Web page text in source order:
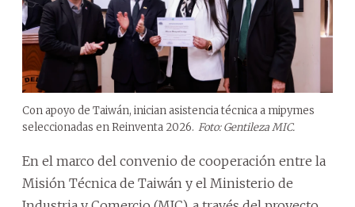
Con apoyo de Taiwán, inician asistencia técnica a mipymes
seleccionadas en Reinventa 2026. Foto: Gentileza MIC.
En el marco del convenio de cooperación entre la
Misión Técnica de Taiwán y el Ministerio de